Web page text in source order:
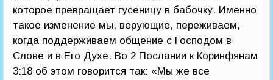
которое превращает гусеницу в бабочку. Именно
такое изменение мы, верующие, переживаем,
когда поддерживаем общение с Господом в
Слове и в Его Духе. Во 2 Послании к Коринфянам
3:18 об этом говорится так: «Мы же все